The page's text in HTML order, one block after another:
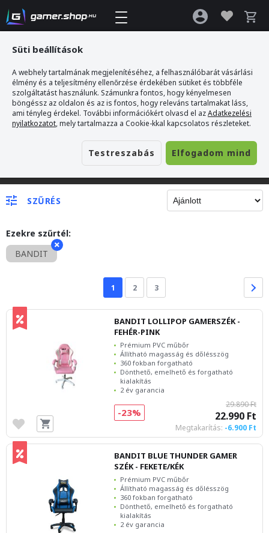
SZŰRÉS
Ezekre szűrtél:
BANDIT
1 2 3
BANDIT LOLLIPOP GAMERSZÉK -
FEHÉR-PINK
Prémium PVC műbőr
Állítható magasság és dőlésszög
360 fokban forgatható
Dönthető, emelhető és forgatható
kialakítás
2 év garancia
29.890 Ft
22.990 Ft
Megtakarítás: -6.900 Ft
-23%
BANDIT BLUE THUNDER GAMER
SZÉK - FEKETE/KÉK
Prémium PVC műbőr
Állítható magasság és dőlésszög
360 fokban forgatható
Dönthető, emelhető és forgatható
kialakítás
2 év garancia
Süti beállítások
A webhely tartalmának megjelenítéséhez, a felhasználóbarát vásárlási
élmény és a teljesítmény ellenőrzése érdekében sütiket és többféle
szolgáltatást használunk. Számunkra fontos, hogy kényelmesen
böngéssz az oldalon és az is fontos, hogy releváns tartalmakat láss,
ami tényleg érdekel. További információkért olvasd el azAdatkezelési
nyilatkozatot, mely tartalmazza a Cookie-kkal kapcsolatos részleteket.
Testreszabás Elfogadom mind